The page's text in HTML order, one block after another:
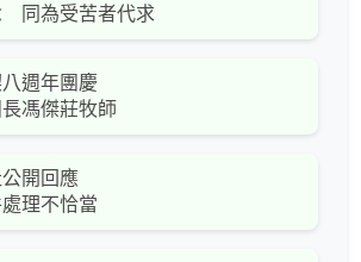
同為受苦者代求
週年團慶
馮傑莊牧師
開回應
理不恰當